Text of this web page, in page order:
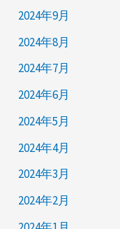
2024年9月
2024年8月
2024年7月
2024年6月
2024年5月
2024年4月
2024年3月
2024年2月